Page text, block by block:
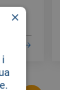
×